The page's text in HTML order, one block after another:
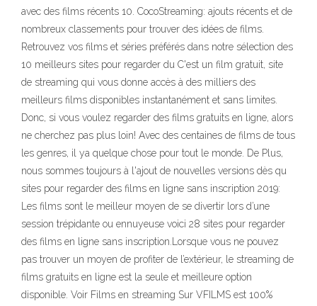
avec des films récents 10. CocoStreaming: ajouts récents et de
nombreux classements pour trouver des idées de films.
Retrouvez vos films et séries préférés dans notre sélection des
10 meilleurs sites pour regarder du C'est un film gratuit, site
de streaming qui vous donne accès à des milliers des
meilleurs films disponibles instantanément et sans limites.
Donc, si vous voulez regarder des films gratuits en ligne, alors
ne cherchez pas plus loin! Avec des centaines de films de tous
les genres, il ya quelque chose pour tout le monde. De Plus,
nous sommes toujours à l'ajout de nouvelles versions dès qu
sites pour regarder des films en ligne sans inscription 2019:
Les films sont le meilleur moyen de se divertir lors d’une
session trépidante ou ennuyeuse voici 28 sites pour regarder
des films en ligne sans inscription.Lorsque vous ne pouvez
pas trouver un moyen de profiter de l’extérieur, le streaming de
films gratuits en ligne est la seule et meilleure option
disponible. Voir Films en streaming Sur VFILMS est 100%